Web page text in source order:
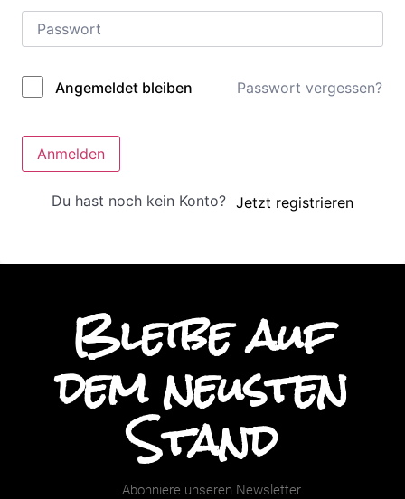
Alternative:
Angemeldet bleiben Passwort vergessen?
Anmelden
Du hast noch kein Konto? Jetzt registrieren
Bleibe auf
dem neusten
Stand
Abonniere unseren Newsletter